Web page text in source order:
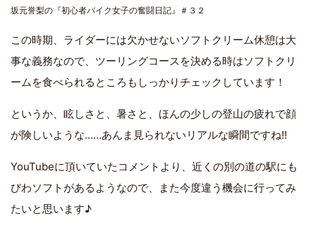
坂元誉梨の『初心者バイク女子の奮闘日記』＃３２
この時期、ライダーには欠かせないソフトクリーム休憩は大
事な義務なので、ツーリングコースを決める時はソフトクリ
ームを食べられるところもしっかりチェックしています！
というか、眩しさと、暑さと、ほんの少しの登山の疲れで顔
が険しいような……あんま見られないリアルな瞬間ですね!!
YouTubeに頂いていたコメントより、近くの別の道の駅にも
びわソフトがあるようなので、また今度違う機会に行ってみ
たいと思います♪